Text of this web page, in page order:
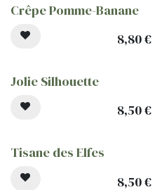
Crêpe Pomme-Banane
8,80€
Jolie Silhouette
8,50€
Tisane des Elfes
8,50€